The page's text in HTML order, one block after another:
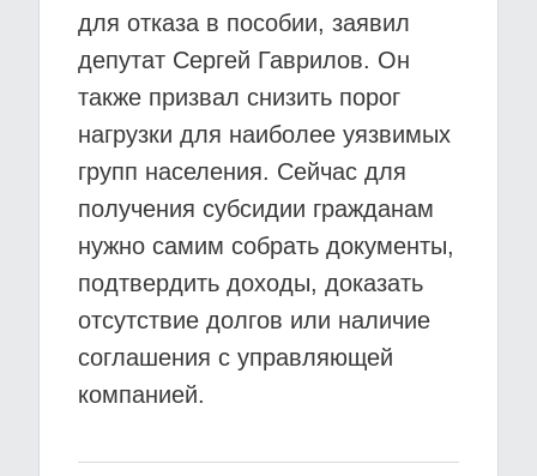
для отказа в пособии, заявил
депутат Сергей Гаврилов. Он
также призвал снизить порог
нагрузки для наиболее уязвимых
групп населения. Сейчас для
получения субсидии гражданам
нужно самим собрать документы,
подтвердить доходы, доказать
отсутствие долгов или наличие
соглашения с управляющей
компанией.